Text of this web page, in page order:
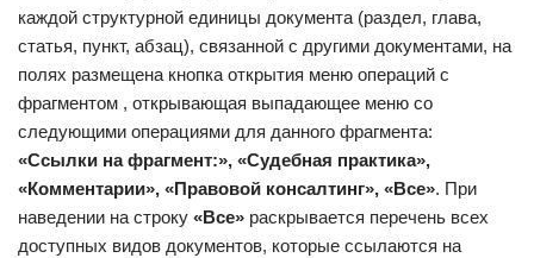
каждой структурной единицы документа (раздел, глава,
статья, пункт, абзац), связанной с другими документами, на
полях размещена кнопка открытия меню операций с
фрагментом , открывающая выпадающее меню со
следующими операциями для данного фрагмента:
«Ссылки на фрагмент:», «Судебная практика»,
«Комментарии», «Правовой консалтинг», «Все». При
наведении на строку «Все» раскрывается перечень всех
доступных видов документов, которые ссылаются на